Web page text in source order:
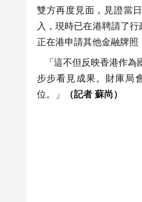
雙方再度見面，見證當
入，現時已在港聘請了
正在港申請其他金融牌照
「這不但反映香港作為
步步看見成果。財庫局
位。」
（記者 蘇尚）